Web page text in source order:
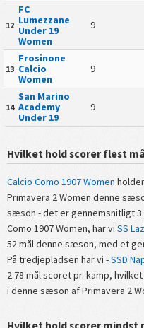
12
FC
Lumezzane
Under 19
Women
9
13
Frosinone
Calcio
Women
9
14
San Marino
Academy
Under 19
9
Hvilket hold scorer flest
Calcio Como 1907 Women
Primavera 2 Women denne
sæson - det er gennemsnitligt
Como 1907 Women, har vi SS
52 mål denne sæson, med et
På tredjepladsen har vi -SSD
2.78 mål scoret pr. kamp,
i denne sæson af Primavera 2
Hvilket hold scorer mindst